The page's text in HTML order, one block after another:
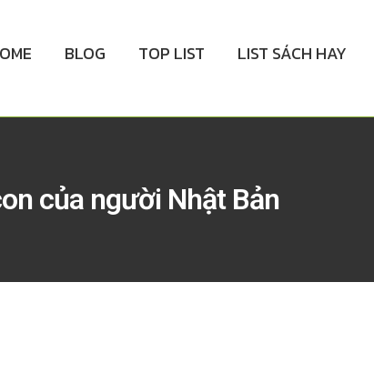
BLOG TOP LIST LIST SÁCH HAY
của người Nhật Bản